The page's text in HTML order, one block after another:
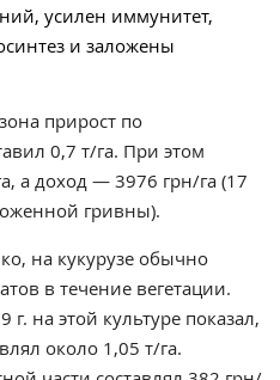
усилен иммунитет,
и заложены
прирост по
0,7 т/га. При этом
а доход — 3976 грн/га (17
гривны).
на кукурузе обычно
в течение вегетации.
г. на этой культуре показал,
около 1,05 т/га.